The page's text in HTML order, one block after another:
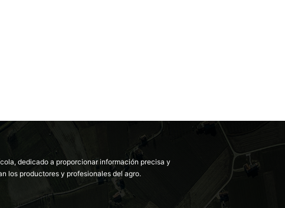
dedicado a proporcionar información precisa y
los productores y profesionales del agro.